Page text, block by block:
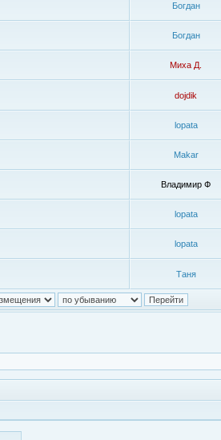
Богдан
Богдан
Миха Д.
dojdik
lopata
Makar
Владимир Ф
lopata
lopata
Таня